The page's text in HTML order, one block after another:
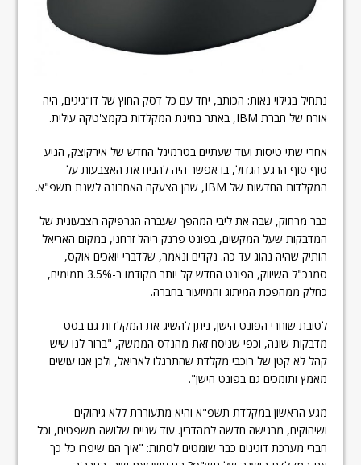
נתחיל בגילוי נאות: הכותב, יחד עם כל דסק החוץ של דו"גיגים, היה
אורח של חברת IBM, באתר בחינת המקלדות בקמצ'טקה עילית.
אחרי שתי טיסות ועוד שעתיים בטרמינל החדש של אירקוצק, הגיע
סוף סוף הרגע הגדול, בו אפשר היה להניח את האצבעות על
המקלדות החדשות של IBM, שהן הצעקה האחרונה לשנת תשפ"א.
כבר מרחוק, שבה את ליבי המהפך שעברה הגרפיקה הצבעונית של
המדבקות שעל המקשים, בפונט פרנק ריהל זרחני, במקום האריאל
הותיק שהיה נהוג עד כה. נקדים ונאמר, שלדברי יואכים אוקס,
סמנכ"ל השיווק, הפונט החדש קל יותר מקודמו ב-3.5% תמימים,
כחלק ממהפכת המיתוג והמיזעור בחברה.
לטובת שוחרי הפונט הישן, ניתן להשיג את המקלדות גם בסט
מדבקות שונה, וכפי שניסח זאת מהנדס הממשק, "ברור לנו שיש
קהל לא קטן של רוכבי מקלדת שהתרגלו לאריאל, ולכן אנו עושים
מאמץ ותומכים גם בפונט הישן".
מגע הראשון במקלדת תשפ"א והיא מתעוררת ללא גיהוקים
ושיהוקים, מרגישה חדשה למהדרין. עוד שניים שלושה משפטים, וכל
חברי מערכת דוגיגים כבר שומטים לסתות: "איך הם שיפרו כל כך